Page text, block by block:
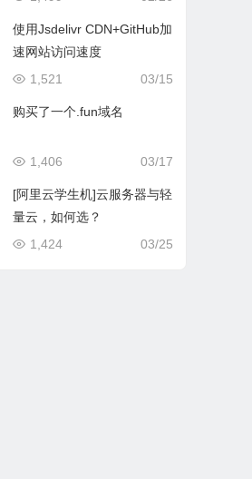
使用Jsdelivr CDN+GitHub加
速网站访问速度
03/15
1,521
购买了一个.fun域名
03/17
1,406
[阿里云学生机]云服务器与轻
量云，如何选？
03/25
1,424